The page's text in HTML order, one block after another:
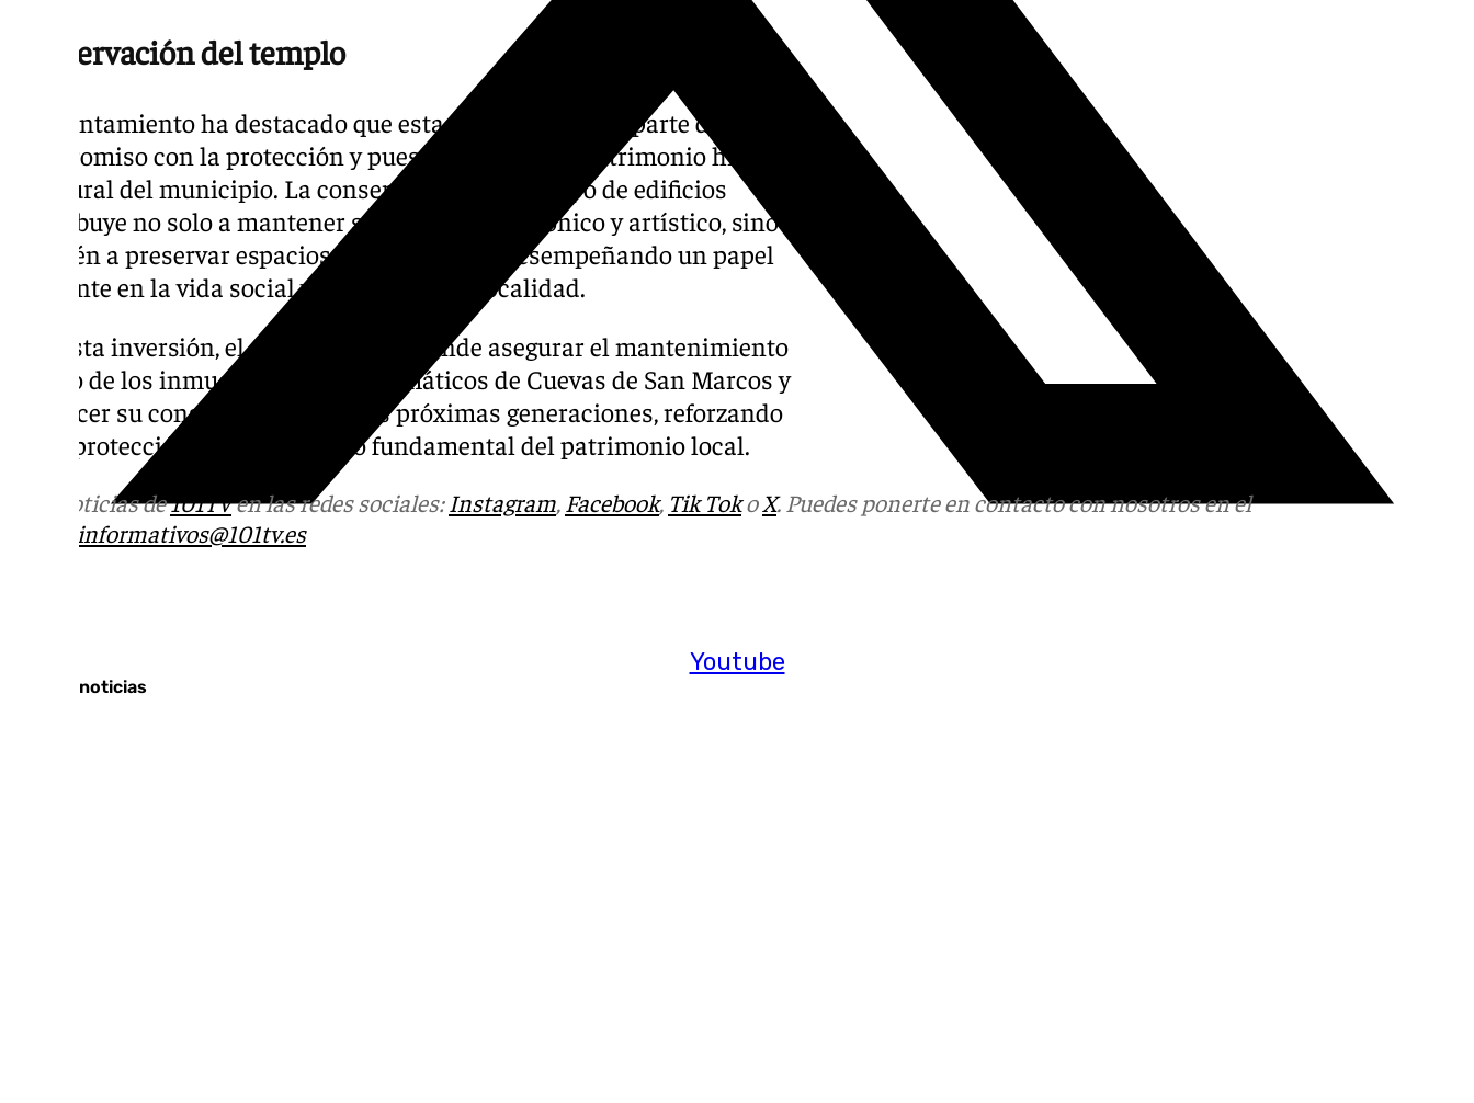
Youtube
Conservación del templo
El Ayuntamiento ha destacado que esta iniciativa forma parte de su
compromiso con la protección y puesta en valor del patrimonio histórico
y cultural del municipio. La conservación de este tipo de edificios
contribuye no solo a mantener su valor arquitectónico y artístico, sino
también a preservar espacios que continúan desempeñando un papel
relevante en la vida social y religiosa de la localidad.
Con esta inversión, el Consistorio pretende asegurar el mantenimiento
de uno de los inmuebles más emblemáticos de Cuevas de San Marcos y
favorecer su conservación para las próximas generaciones, reforzando
así la protección de un elemento fundamental del patrimonio local.
Más noticias de101TVen las redes sociales:Instagram, Facebook, Tik TokoX. Puedes ponerte en contacto con nosotros en el
informativos@101tv.es
Últimas noticias